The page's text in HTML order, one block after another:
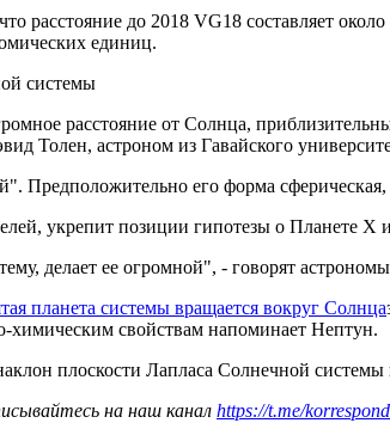
расстояние до 2018 VG18 составляет
единиц.
системы
расстояние от Солнца,
Толен, астроном из Гавайского
Предположительно его форма сферическая,
укрепит позиции гипотезы о Планете Х
делает ее огромной", - говорят
планета системы вращается вокруг Солнца
химическим свойствам напоминает Нептун.
плоскости Лапласа Солнечной системы
на наш канал https://t.me/